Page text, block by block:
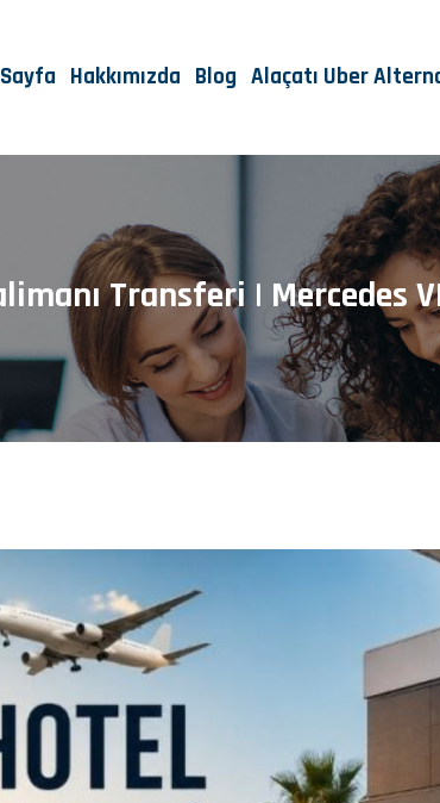
Hakkımızda Blog Alaçatı Uber
Transferi | Mercedes